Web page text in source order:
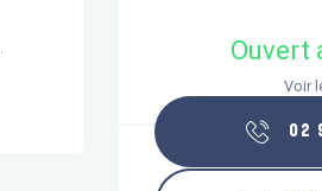
Ouverture
Ouvert
Voir
02